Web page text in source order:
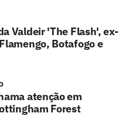
Valdeir 'The Flash', ex-
Botafogo e
atenção em
Forest